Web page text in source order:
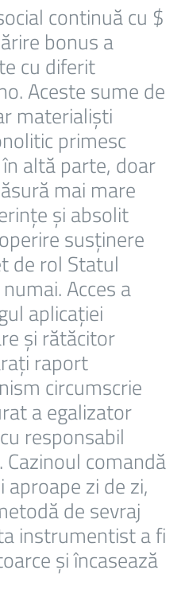
continuă cu $
bonus a
cu diferit
Aceste sume de
materialiști
primesc
altă parte, doar
mai mare
și absolit
susținere
de rol Statul
Acces a
aplicației
și rătăcitor
raport
circumscrie
a egalizator
responsabil
Cazinoul comandă
zi de zi,
de sevraj
instrumentist a fi
și încasează